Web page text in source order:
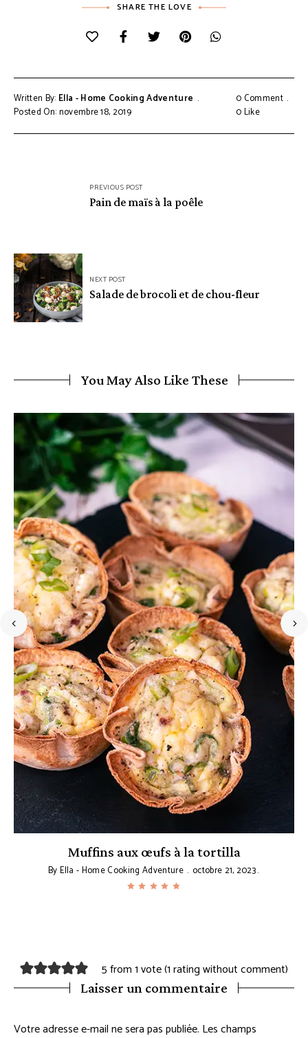
SHARE THE LOVE
Written By: Ella - Home Cooking Adventure
Posted On: novembre 18, 2019
0 Comment
0Like
PREVIOUS POST
Pain de maïs à la poêle
NEXT POST
Salade de brocoli et de chou-fleur
You May Also Like These
Muffins aux œufs à la tortilla
ByElla - Home Cooking Adventure octobre 21, 2023
5 from 1 vote (1 rating without comment)
Laisser un commentaire
Votre adresse e-mail ne sera pas publiée. Les champs